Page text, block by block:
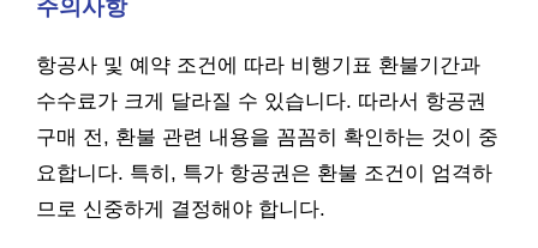
주의사항
항공사 및 예약 조건에 따라 비행기표 환불기간과
수수료가 크게 달라질 수 있습니다. 따라서 항공권
구매 전, 환불 관련 내용을 꼼꼼히 확인하는 것이 중
요합니다. 특히, 특가 항공권은 환불 조건이 엄격하
므로 신중하게 결정해야 합니다.